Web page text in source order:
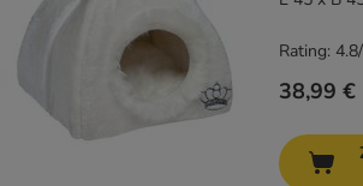
38,99 €
Rating: